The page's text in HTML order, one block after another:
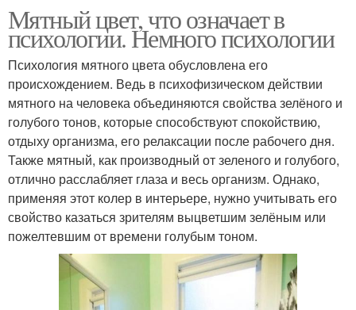
Мятный цвет, что означает в
психологии. Немного психологии
Психология мятного цвета обусловлена его
происхождением. Ведь в психофизическом действии
мятного на человека объединяются свойства зелёного и
голубого тонов, которые способствуют спокойствию,
отдыху организма, его релаксации после рабочего дня.
Также мятный, как производный от зеленого и голубого,
отлично расслабляет глаза и весь организм. Однако,
применяя этот колер в интерьере, нужно учитывать его
свойство казаться зрителям выцветшим зелёным или
пожелтевшим от времени голубым тоном.